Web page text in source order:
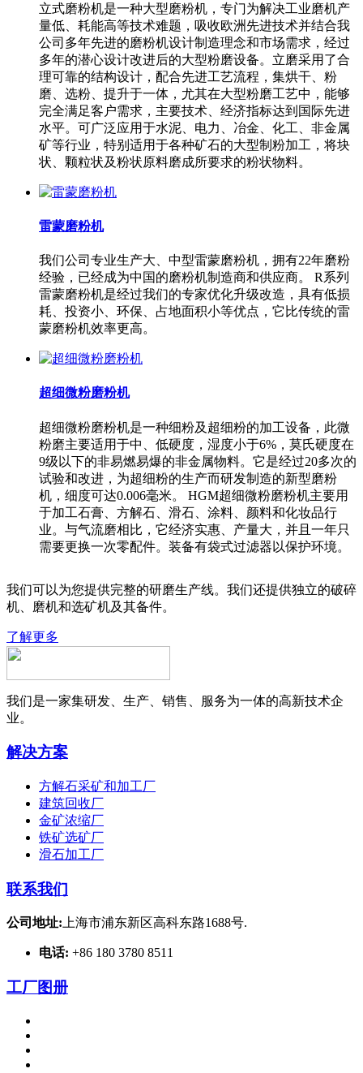
立式磨粉机是一种大型磨粉机，专门为解决工业磨机产
量低、耗能高等技术难题，吸收欧洲先进技术并结合我
公司多年先进的磨粉机设计制造理念和市场需求，经过
多年的潜心设计改进后的大型粉磨设备。立磨采用了合
理可靠的结构设计，配合先进工艺流程，集烘干、粉
磨、选粉、提升于一体，尤其在大型粉磨工艺中，能够
完全满足客户需求，主要技术、经济指标达到国际先进
水平。可广泛应用于水泥、电力、冶金、化工、非金属
矿等行业，特别适用于各种矿石的大型制粉加工，将块
状、颗粒状及粉状原料磨成所要求的粉状物料。
雷蒙磨粉机
我们公司专业生产大、中型雷蒙磨粉机，拥有22年磨粉
经验，已经成为中国的磨粉机制造商和供应商。 R系列
雷蒙磨粉机是经过我们的专家优化升级改造，具有低损
耗、投资小、环保、占地面积小等优点，它比传统的雷
蒙磨粉机效率更高。
超细微粉磨粉机
超细微粉磨粉机是一种细粉及超细粉的加工设备，此微
粉磨主要适用于中、低硬度，湿度小于6%，莫氏硬度在
9级以下的非易燃易爆的非金属物料。它是经过20多次的
试验和改进，为超细粉的生产而研发制造的新型磨粉
机，细度可达0.006毫米。 HGM超细微粉磨粉机主要用
于加工石膏、方解石、滑石、涂料、颜料和化妆品行
业。与气流磨相比，它经济实惠、产量大，并且一年只
需要更换一次零配件。装备有袋式过滤器以保护环境。
我们可以为您提供完整的研磨生产线。我们还提供独立的破碎
机、磨机和选矿机及其备件。
了解更多
我们是一家集研发、生产、销售、服务为一体的高新技术企
业。
解决方案
方解石采矿和加工厂
建筑回收厂
金矿浓缩厂
铁矿选矿厂
滑石加工厂
联系我们
公司地址:上海市浦东新区高科东路1688号.
电话: +86 180 3780 8511
工厂图册